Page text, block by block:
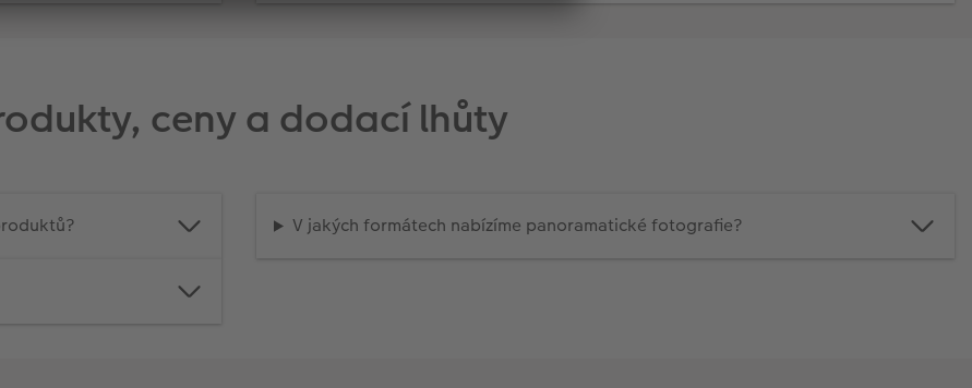
ceny a dodací lhůty
V jakých formátech nabízíme panoramatické fotografie?